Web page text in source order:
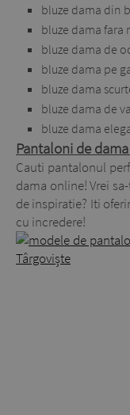
bluze dama din
bluze dama fara
bluze dama de
bluze dama pe
bluze dama
bluze dama de
bluze dama
Pantaloni de
Cauti pantalonul
dama online! Vrei
de inspiratie? Iti
cu incredere!